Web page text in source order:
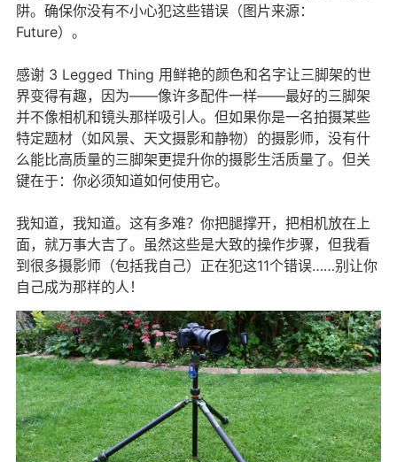
阱。确保你没有不小心犯这些错误（图片来源：
Future）。
感谢 3 Legged Thing 用鲜艳的颜色和名字让三脚架的世
界变得有趣，因为——像许多配件一样——最好的三脚架
并不像相机和镜头那样吸引人。但如果你是一名拍摄某些
特定题材（如风景、天文摄影和静物）的摄影师，没有什
么能比高质量的三脚架更提升你的摄影生活质量了。但关
键在于：你必须知道如何使用它。
我知道，我知道。这有多难？你把腿撑开，把相机放在上
面，就万事大吉了。虽然这些是大致的操作步骤，但我看
到很多摄影师（包括我自己）正在犯这11个错误……别让你
自己成为那样的人！